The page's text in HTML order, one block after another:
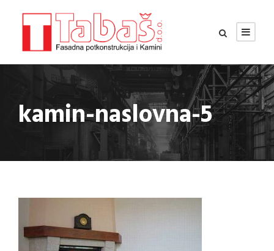
kamin-naslovna-5